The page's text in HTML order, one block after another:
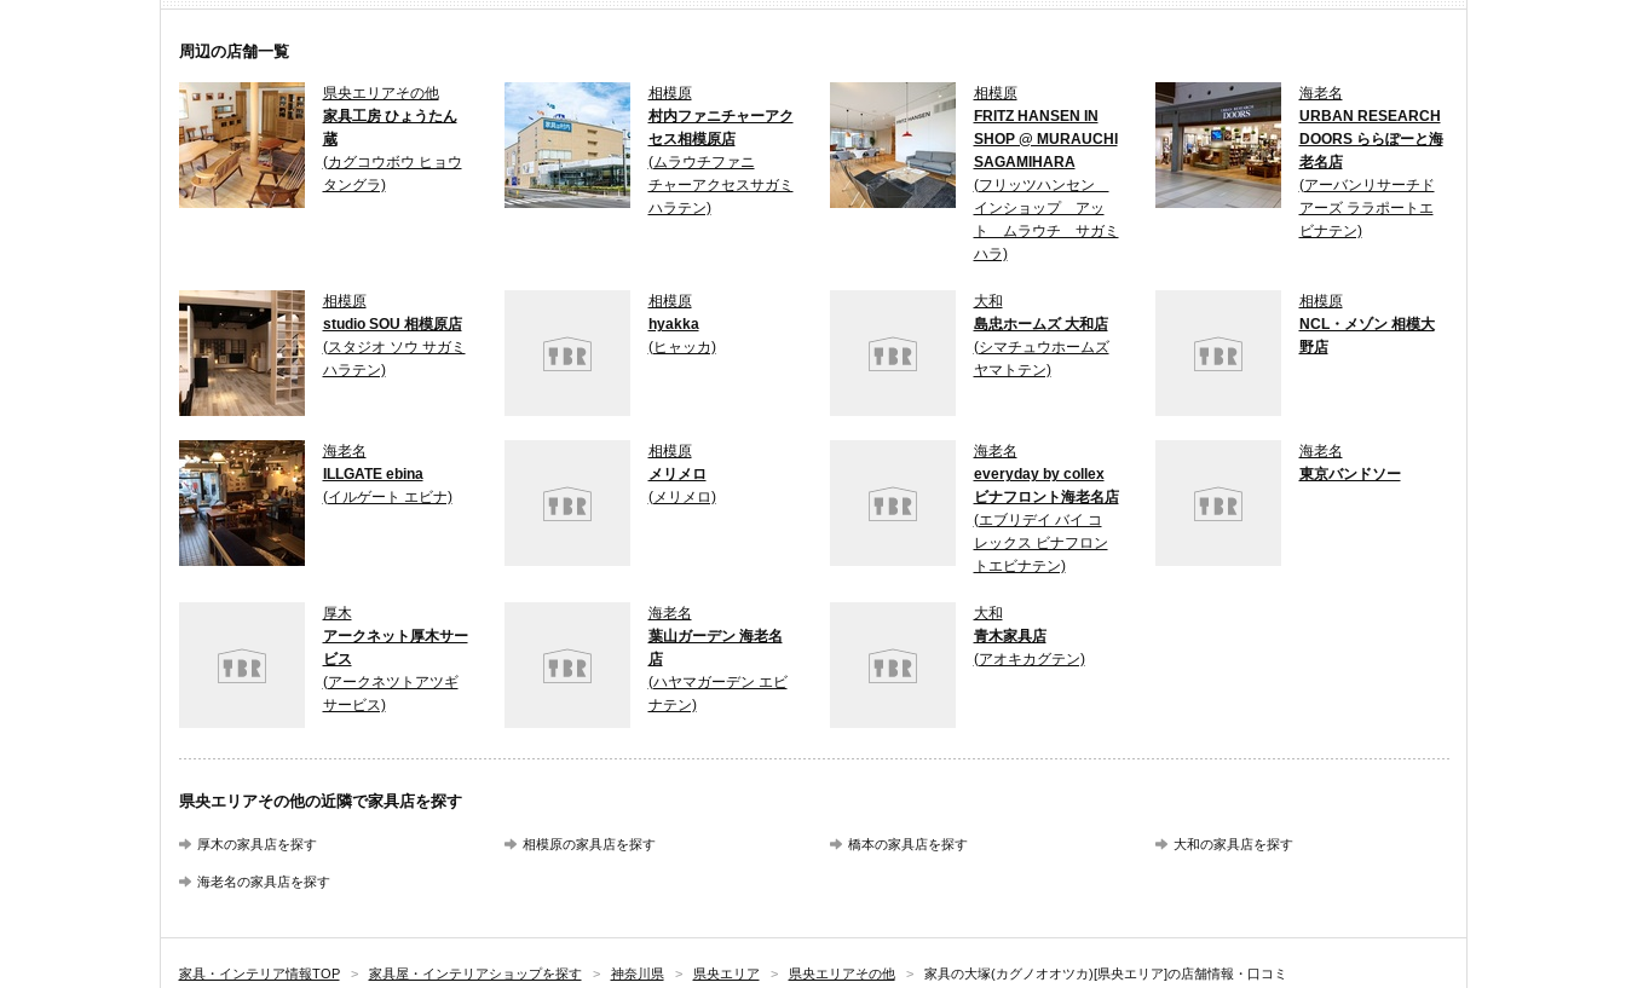
周辺の店舗一覧
県央エリアその他
家具工房 ひょうたん
蔵
(カグコウボウ ヒョウ
タングラ)
相模原
村内ファニチャーアク
セス相模原店
(ムラウチファニ
チャーアクセスサガミ
ハラテン)
相模原
FRITZ HANSEN IN
SHOP @ MURAUCHI
SAGAMIHARA
(フリッツハンセン
インショップ アッ
ト ムラウチ サガミ
ハラ)
海老名
URBAN RESEARCH
DOORS ららぽーと海
老名店
(アーバンリサーチド
アーズ ララポートエ
ビナテン)
相模原
studio SOU 相模原店
(スタジオ ソウ サガミ
ハラテン)
相模原
hyakka
(ヒャッカ)
大和
島忠ホームズ 大和店
(シマチュウホームズ
ヤマトテン)
相模原
NCL・メゾン 相模大
野店
海老名
ILLGATE ebina
(イルゲート エビナ)
相模原
メリメロ
(メリメロ)
海老名
everyday by collex
ビナフロント海老名店
(エブリデイ バイ コ
レックス ビナフロン
トエビナテン)
海老名
東京バンドソー
厚木
アークネット厚木サー
ビス
(アークネツトアツギ
サービス)
海老名
葉山ガーデン 海老名
店
(ハヤマガーデン エビ
ナテン)
大和
青木家具店
(アオキカグテン)
県央エリアその他の近隣で家具店を探す
厚木の家具店を探す 相模原の家具店を探す 橋本の家具店を探す 大和の家具店を探す
海老名の家具店を探す
家具・インテリア情報TOP > 家具屋・インテリアショップを探す > 神奈川県 > 県央エリア > 県央エリアその他 > 家具の大塚(カグノオオツカ)[県央エリア]の店舗情報・口コミ